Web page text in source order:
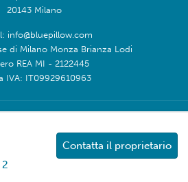
2
Contatta il proprietario
20143 Milano
info@bluepillow.com
di Milano Monza Brianza Lodi
REA MI - 2122445
IVA: IT09929610963